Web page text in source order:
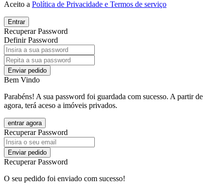
Aceito a Política de Privacidade e Termos de serviço
Entrar
Recuperar Password
Definir Password
Enviar pedido
Bem Vindo
Parabéns! A sua password foi guardada com sucesso. A partir de
agora, terá aceso a imóveis privados.
entrar agora
Recuperar Password
Enviar pedido
Recuperar Password
O seu pedido foi enviado com sucesso!